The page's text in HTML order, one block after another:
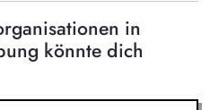
in
könnte dich